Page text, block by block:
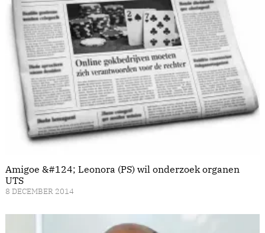
Amigoe &#124; Leonora (PS) wil onderzoek organen
UTS
8 DECEMBER 2014